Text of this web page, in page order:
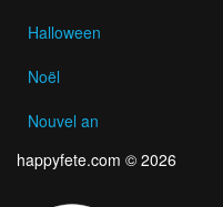
Halloween
Noël
Nouvel an
happyfete.com © 2026